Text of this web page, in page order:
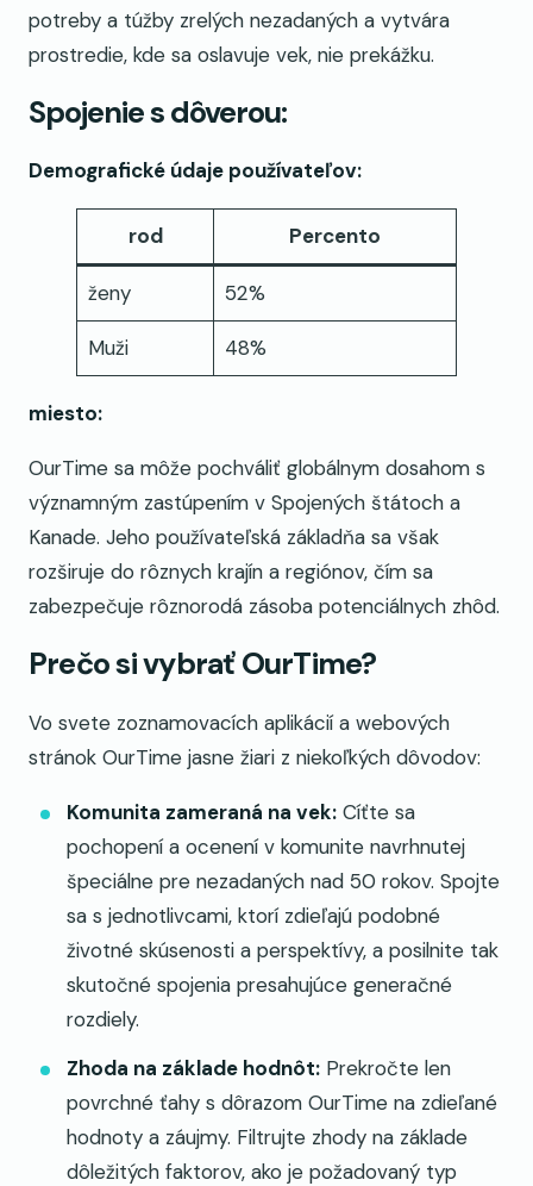
potreby a túžby zrelých nezadaných a vytvára
prostredie, kde sa oslavuje vek, nie prekážku.
Spojenie s dôverou:
Demografické údaje používateľov:
rod Percento
ženy 52%
Muži 48%
miesto:
OurTime sa môže pochváliť globálnym dosahom s
významným zastúpením v Spojených štátoch a
Kanade. Jeho používateľská základňa sa však
rozširuje do rôznych krajín a regiónov, čím sa
zabezpečuje rôznorodá zásoba potenciálnych zhôd.
Prečo si vybrať OurTime?
Vo svete zoznamovacích aplikácií a webových
stránok OurTime jasne žiari z niekoľkých dôvodov:
Komunita zameraná na vek: Cíťte sa
pochopení a ocenení v komunite navrhnutej
špeciálne pre nezadaných nad 50 rokov. Spojte
sa s jednotlivcami, ktorí zdieľajú podobné
životné skúsenosti a perspektívy, a posilnite tak
skutočné spojenia presahujúce generačné
rozdiely.
Zhoda na základe hodnôt: Prekročte len
povrchné ťahy s dôrazom OurTime na zdieľané
hodnoty a záujmy. Filtrujte zhody na základe
dôležitých faktorov, ako je požadovaný typ